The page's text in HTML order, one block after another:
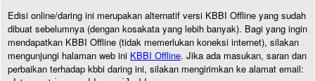
Edisi online/daring ini merupakan alternatif versi KBBI Offline yang sudah
dibuat sebelumnya (dengan kosakata yang lebih banyak). Bagi yang ingin
mendapatkan KBBI Offline (tidak memerlukan koneksi internet), silakan
mengunjungi halaman web ini KBBI Offline. Jika ada masukan, saran dan
perbaikan terhadap kbbi daring ini, silakan mengirimkan ke alamat email: